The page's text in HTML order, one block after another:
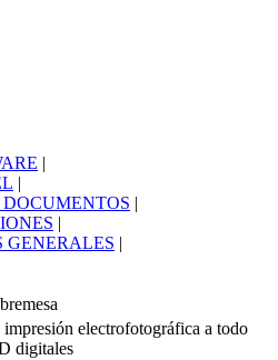
|
|
|
|
GENERALES |
electrofotográfica a todo
digitales